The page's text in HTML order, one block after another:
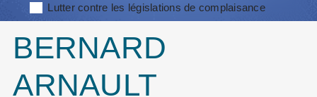
Lutter contre les législations de complaisance
BERNARD
ARNAULT